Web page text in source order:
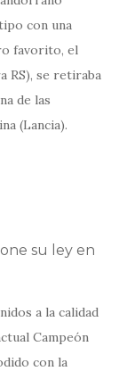
con una
favorito, el
RS), se retiraba
de las
(Lancia).
su ley en
a la calidad
Campeón
con la